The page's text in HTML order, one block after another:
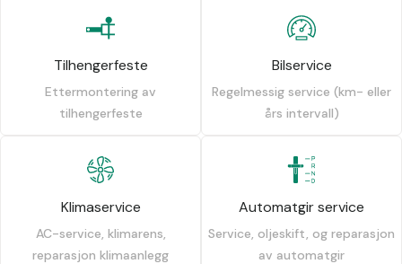
Tilhengerfeste
Ettermontering av
tilhengerfeste
Bilservice
Regelmessig service (km- eller
års intervall)
Klimaservice
AC-service, klimarens,
reparasjon klimaanlegg
Automatgir service
Service, oljeskift, og reparasjon
av automatgir